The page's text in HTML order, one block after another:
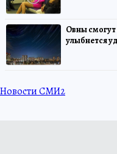
Овны смогут
улыбнется
Новости СМИ2